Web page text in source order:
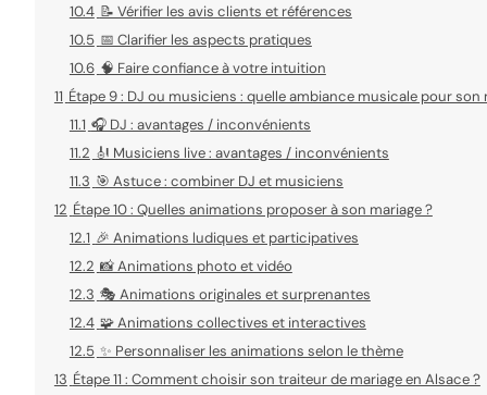
10.4 📝 Vérifier les avis clients et références
10.5 📅 Clarifier les aspects pratiques
10.6 🧠 Faire confiance à votre intuition
11 Étape 9 : DJ ou musiciens : quelle ambiance musicale pour son
11.1 🎧 DJ : avantages / inconvénients
11.2 🎻 Musiciens live : avantages / inconvénients
11.3 🎯 Astuce : combiner DJ et musiciens
12 Étape 10 : Quelles animations proposer à son mariage ?
12.1 🎉 Animations ludiques et participatives
12.2 📸 Animations photo et vidéo
12.3 🎭 Animations originales et surprenantes
12.4 🧩 Animations collectives et interactives
12.5 ✨ Personnaliser les animations selon le thème
13 Étape 11 : Comment choisir son traiteur de mariage en Alsace ?